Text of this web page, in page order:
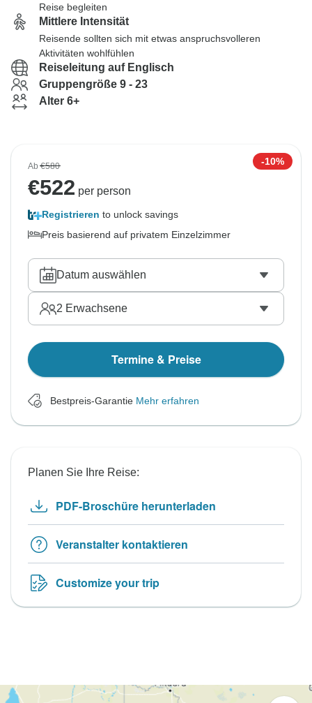
Reise begleiten
Mittlere Intensität
Reisende sollten sich mit etwas anspruchsvolleren
Aktivitäten wohlfühlen
Reiseleitung auf Englisch
Gruppengröße 9 - 23
Alter 6+
Ab€580 -10%
€522 per person
Registrieren to unlock savings
Preis basierend auf privatem Einzelzimmer
Datum auswählen
2 Erwachsene
Termine & Preise
Bestpreis-Garantie Mehr erfahren
Planen Sie Ihre Reise:
PDF-Broschüre herunterladen
Veranstalter kontaktieren
Customize your trip